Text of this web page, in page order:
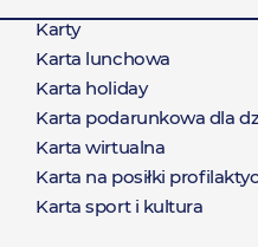
Karty
Karta lunchowa
Karta holiday
Karta podarunkowa dla
Karta wirtualna
Karta na posiłki
Karta sport i kultura